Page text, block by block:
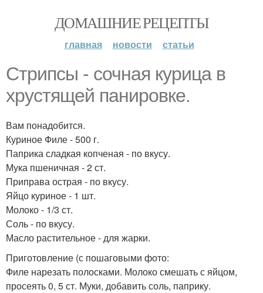
ДОМАШНИЕ РЕЦЕПТЫ
главная новости статьи
Стрипсы - сочная курица в
хрустящей панировке.
Вам понадобится.
Куриное Филе - 500 г.
Паприка сладкая копченая - по вкусу.
Мука пшеничная - 2 ст.
Приправа острая - по вкусу.
Яйцо куриное - 1 шт.
Молоко - 1/3 ст.
Соль - по вкусу.
Масло растительное - для жарки.
Приготовление (с пошаговыми фото:
Филе нарезать полосками. Молоко смешать с яйцом,
просеять 0, 5 ст. Муки, добавить соль, паприку.